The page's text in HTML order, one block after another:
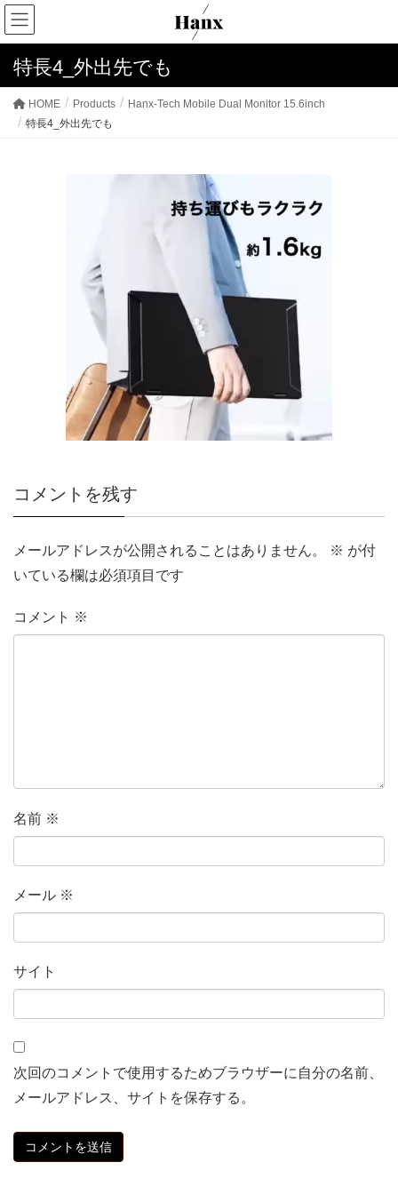
特長4_外出先でも
HOME Products
Hanx-Tech Mobile Dual Monitor 15.6inch
特長4_外出先でも
コメントを残す
メールアドレスが公開されることはありません。 ※ が付
いている欄は必須項目です
コメント ※
名前 ※
メール ※
サイト
次回のコメントで使用するためブラウザーに自分の名前、
メールアドレス、サイトを保存する。